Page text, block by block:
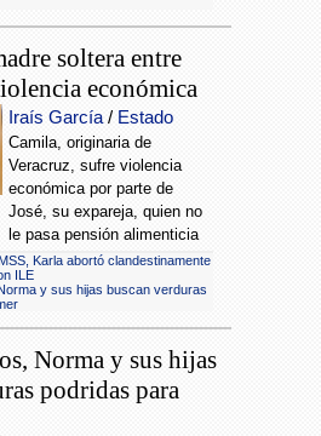
soltera entre
económica
Iraís García / Estado
Camila, originaria de
Veracruz, sufre violencia
económica por parte de
José, su expareja, quien no
le pasa pensión alimenticia
Karla abortó clandestinamente
ILE
y sus hijas buscan verduras
Norma y sus hijas
podridas para